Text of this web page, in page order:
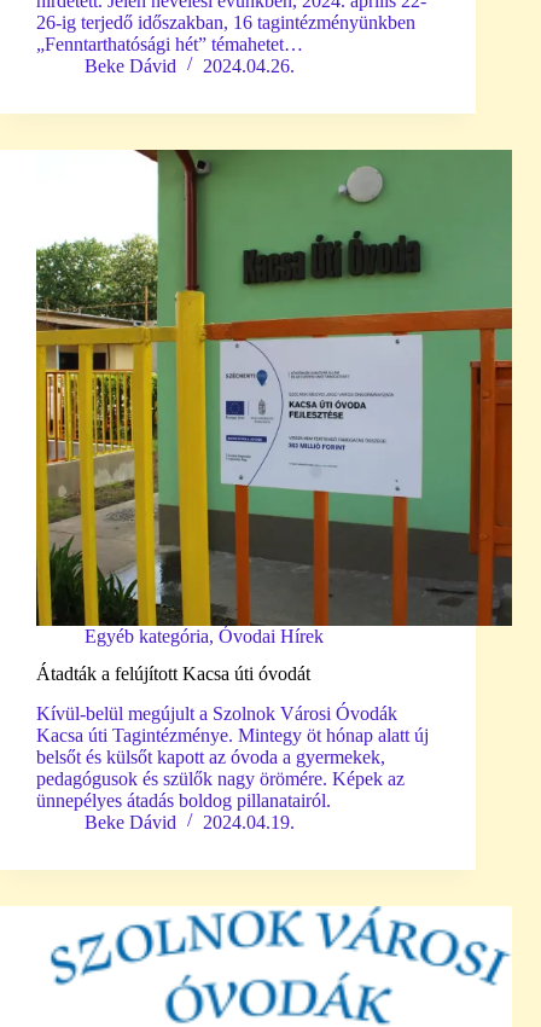
26-ig terjedő időszakban, 16 tagintézményünkben
„Fenntarthatósági hét” témahetet…
Beke Dávid
2024.04.26.
Egyéb kategória, Óvodai Hírek
Átadták a felújított Kacsa úti óvodát
Kívül-belül megújult a Szolnok Városi Óvodák
Kacsa úti Tagintézménye. Mintegy öt hónap alatt új
belsőt és külsőt kapott az óvoda a gyermekek,
pedagógusok és szülők nagy örömére. Képek az
ünnepélyes átadás boldog pillanatairól.
Beke Dávid
2024.04.19.